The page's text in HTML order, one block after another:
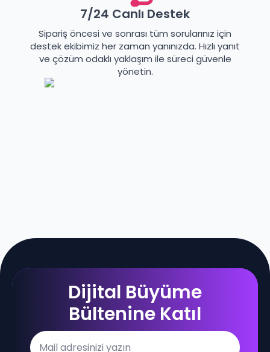
7/24 Canlı Destek
Sipariş öncesi ve sonrası tüm sorularınız için
destek ekibimiz her zaman yanınızda. Hızlı yanıt
ve çözüm odaklı yaklaşım ile süreci güvenle
yönetin.
Dijital Büyüme
Bültenine Katıl
Email
*